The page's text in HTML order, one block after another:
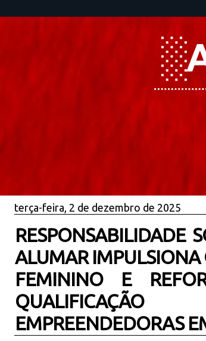
terça-feira, 2 de dezembro de 2025
RESPONSABILIDADE
ALUMAR
FEMININO E
EMPREENDEDORAS